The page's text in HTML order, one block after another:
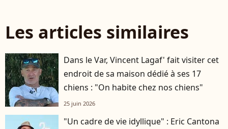
Les articles similaires
Dans le Var, Vincent Lagaf' fait visiter cet
endroit de sa maison dédié à ses 17
chiens : "On habite chez nos chiens"
25 juin 2026
"Un cadre de vie idyllique" : Eric Cantona